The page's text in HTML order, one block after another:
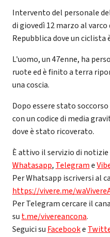
Intervento del personale
di giovedì 12 marzo al
Repubblica dove un ciclista
L'uomo, un 47enne, ha
ruote ed è finito a terra
una coscia.
Dopo essere stato
con un codice di media
dove è stato ricoverato.
È attivo il servizio di notizie
Whatasapp, Telegrame
Per Whatsapp iscriversi al
https://vivere.me/
Per Telegram cercare il
su t.me/vivereancona.
Seguici su Facebooke